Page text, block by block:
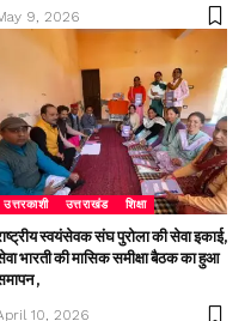
9, 2026
उत्तरकाशी उत्तराखंड शिक्षा
स्वयंसेवक संघ पुरोला की सेवा इकाई,
भारती की मासिक समीक्षा बैठक का हुआ
,
10, 2026